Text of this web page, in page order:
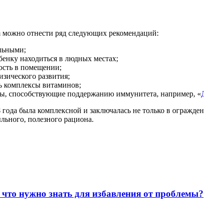
отнести ряд следующих рекомендаций:
находиться в людных местах;
в помещении;
развития;
комплексы витаминов;
способствующие поддержанию иммунитета, например, «
была комплексной и заключалась не только в
полезного рациона.
нужно знать для избавления от проблемы?